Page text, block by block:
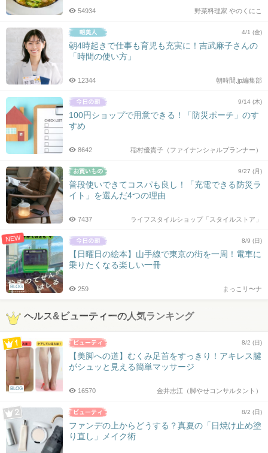
野菜料理家 やのくにこ
54934
4/1 (金)
朝4時起きで仕事も育児も充実に！吉武麻子さんの
「時間の使い方」
朝時間.jp編集部
12344
9/14 (木)
100円ショップで用意できる！「防災ポーチ」のす
すめ
稲村優貴子（ファイナンシャルプランナー）
8642
9/27 (月)
普段使いできてコスパも良し！「充電できる防災ラ
イト」を選んだ4つの理由
ライフスタイルショップ「スタイルストア」
7437
NEW
BLOG
8/9 (日)
【日曜日の絵本】山手線で東京の街を一周！電車に
乗りたくなる楽しい一冊
まっこリ〜ナ
259
ヘルス&ビューティーの人気ランキング
BLOG
8/2 (日)
【美脚への道】むくみ足首をすっきり！アキレス腱
がシュッと見える簡単マッサージ
金井志江（脚やせコンサルタント）
16570
8/2 (日)
ファンデの上からどうする？真夏の「日焼け止め塗
り直し」メイク術